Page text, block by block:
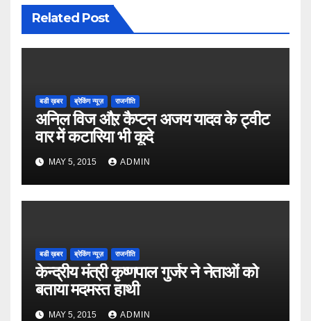
Related Post
बडी ख़बर ब्रेकिंग न्यूज़ राजनीति
अनिल विज औऱ कैप्टन अजय यादव के ट्वीट
वार में कटारिया भी कूदे
MAY 5, 2015 ADMIN
बडी ख़बर ब्रेकिंग न्यूज़ राजनीति
केन्द्रीय मंत्री कृष्णपाल गुर्जर ने नेताओं को
बताया मदमस्त हाथी
MAY 5, 2015 ADMIN